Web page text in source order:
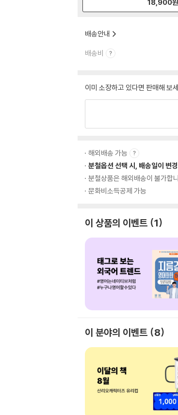
18,900원
배송안내
배송비
이미 소장하고 있다면 판매해 보
해외배송 가능
분철옵션 선택 시, 배송일이 변
분철상품은 해외배송이 불가합
문화비소득공제 가능
이 상품의 이벤트 1
이 분야의 이벤트 8